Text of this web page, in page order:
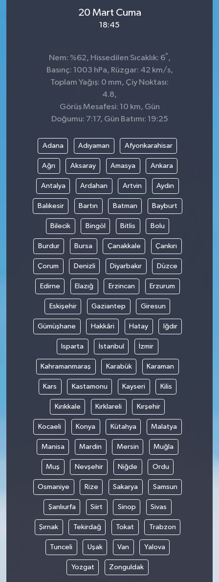
20 Mart Cuma
18:45
Nem: %62, Hissedilen Sıcaklık: 6°,
Basınç: 1003 hPa, Rüzgar: 42 km/s,
Toplam Yağış: 0 mm, Çiy Noktası:
4.8,
Görüş Mesafesi: 10 km, Gün
Doğumu: 7:17, Gün Batımı: 19:25
Adana Adıyaman Afyonkarahisar
Ağrı Aksaray Amasya Ankara
Antalya Ardahan Artvin Aydın
Balıkesir Bartın Batman Bayburt
Bilecik Bingöl Bitlis Bolu
Burdur Bursa Çanakkale Çankırı
Çorum Denizli Diyarbakır Düzce
Edirne Elazığ Erzincan Erzurum
Eskişehir Gaziantep Giresun
Gümüşhane Hakkâri Hatay Iğdır
Isparta İstanbul İzmir
Kahramanmaraş Karabük Karaman
Kars Kastamonu Kayseri Kilis
Kırıkkale Kırklareli Kırşehir
Kocaeli Konya Kütahya Malatya
Manisa Mardin Mersin Muğla
Muş Nevşehir Niğde Ordu
Osmaniye Rize Sakarya Samsun
Şanlıurfa Siirt Sinop Sivas
Şırnak Tekirdağ Tokat Trabzon
Tunceli Uşak Van Yalova
Yozgat Zonguldak